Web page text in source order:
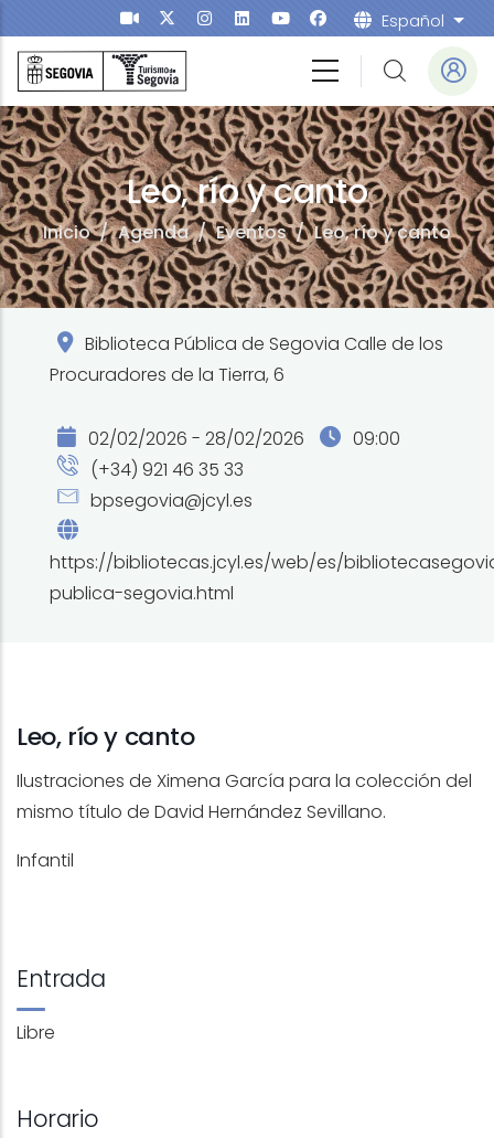
Pasar al contenido principal Español
Leo, río y canto
Inicio/ Agenda/ Eventos/ Leo, río y canto
Biblioteca Pública de Segovia Calle de los
Procuradores de la Tierra, 6
02/02/2026 - 28/02/2026
09:00
(+34) 921 46 35 33
bpsegovia@jcyl.es
https://bibliotecas.jcyl.es/web/es/
publica-segovia.html
Leo, río y canto
Ilustraciones de Ximena García para la colección del
mismo título de David Hernández Sevillano.
Infantil
Entrada
Libre
Horario